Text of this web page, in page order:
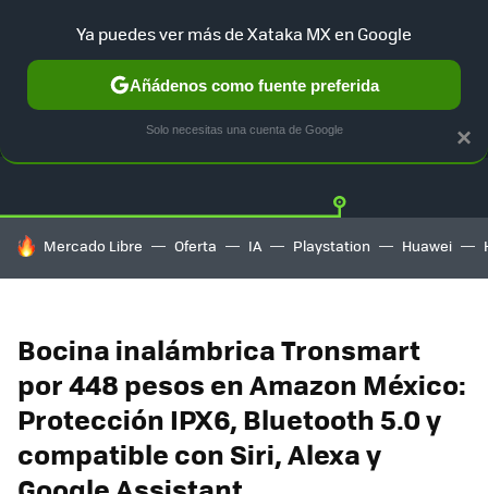
GUÍA DE COMPRAS MERCADO LIBRE
HOY SE HABLA DE
Mercado Libre Oferta IA Playstation Huawei
Bocina inalámbrica Tronsmart
por 448 pesos en Amazon México:
Protección IPX6, Bluetooth 5.0 y
compatible con Siri, Alexa y
×
Ya puedes ver más de Xataka MX en Google
Añádenos como fuente preferida
Solo necesitas una cuenta de Google